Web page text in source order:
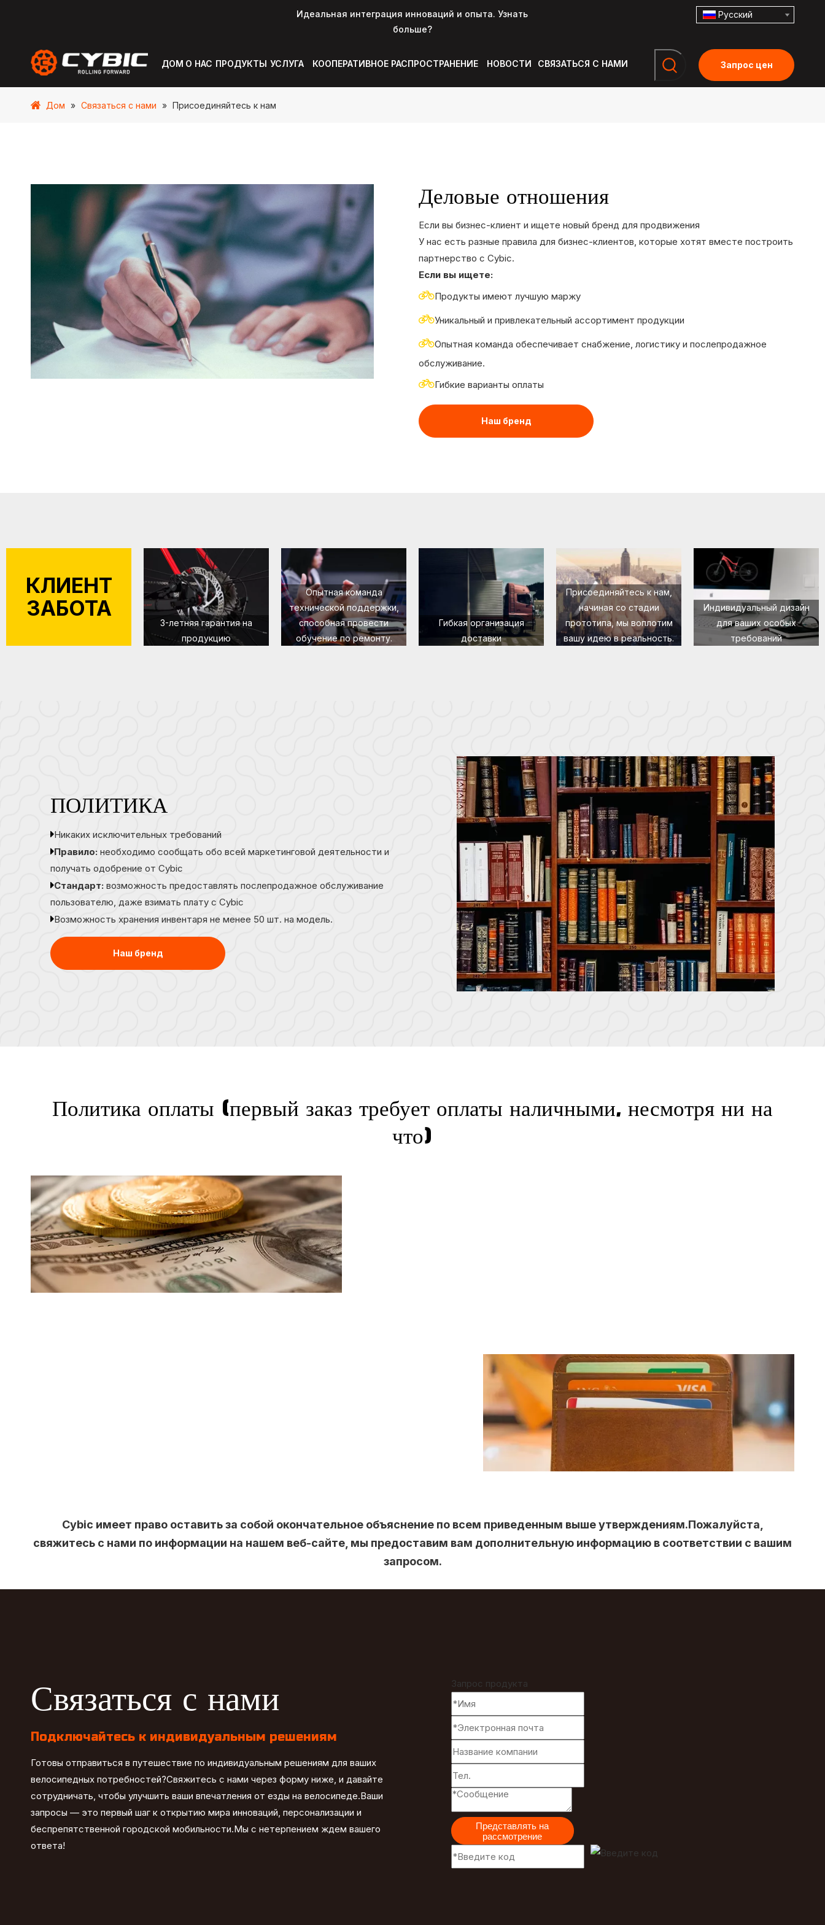
Идеальная интеграция инноваций и опыта. Узнать
больше?
Pусский
ДОМ О НАС ПРОДУКТЫ УСЛУГА КООПЕРАТИВНОЕ РАСПРОСТРАНЕНИЕ НОВОСТИ СВЯЗАТЬСЯ С НАМИ Запрос цен
Дом » Связаться с нами » Присоединяйтесь к нам
Деловые отношения
Если вы бизнес-клиент и ищете новый бренд для продвижения
У нас есть разные правила для бизнес-клиентов, которые хотят вместе построить
партнерство с Cybic.
Если вы ищете:
Продукты имеют лучшую маржу
Уникальный и привлекательный ассортимент продукции
Опытная команда обеспечивает снабжение, логистику и послепродажное
обслуживание.
Гибкие варианты оплаты
Наш бренд
КЛИЕНТ
ЗАБОТА
3-летняя гарантия на
продукцию
Опытная команда
технической поддержки,
способная провести
обучение по ремонту.
Гибкая организация
доставки
Присоединяйтесь к нам,
начиная со стадии
прототипа, мы воплотим
вашу идею в реальность.
Индивидуальный дизайн
для ваших особых
требований
ПОЛИТИКА
Никаких исключительных требований
Правило: необходимо сообщать обо всей маркетинговой деятельности и
получать одобрение от Cybic
Стандарт: возможность предоставлять послепродажное обслуживание
пользователю, даже взимать плату с Cybic
Возможность хранения инвентаря не менее 50 шт. на модель.
Наш бренд
Политика оплаты (первый заказ требует оплаты наличными, несмотря ни на
что)
Проверка кредитоспособности
Cybic имеет право оставить за собой окончательное объяснение по всем приведенным выше утверждениям.Пожалуйста,
свяжитесь с нами по информации на нашем веб-сайте, мы предоставим вам дополнительную информацию в соответствии с вашим
запросом.
Связаться с нами
Подключайтесь к индивидуальным решениям
Готовы отправиться в путешествие по индивидуальным решениям для ваших
велосипедных потребностей?Свяжитесь с нами через форму ниже, и давайте
сотрудничать, чтобы улучшить ваши впечатления от езды на велосипеде.Ваши
запросы — это первый шаг к открытию мира инноваций, персонализации и
беспрепятственной городской мобильности.Мы с нетерпением ждем вашего
ответа!
Запрос продукта
Представлять на
рассмотрение